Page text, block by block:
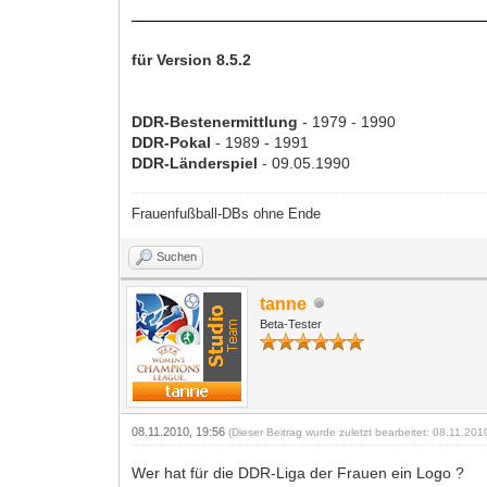
für Version 8.5.2
DDR-Bestenermittlung - 1979 - 1990
DDR-Pokal - 1989 - 1991
DDR-Länderspiel - 09.05.1990
Frauenfußball-DBs ohne Ende
Suchen
tanne
Beta-Tester
08.11.2010, 19:56(Dieser Beitrag wurde zuletzt bearbeitet:
Wer hat für die DDR-Liga der Frauen ein Logo ?